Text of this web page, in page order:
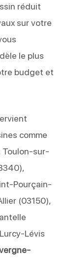
réduit
sur votre
le plus
budget et
comme
Toulon-sur-
Pourçain-
(03150),
Lévis